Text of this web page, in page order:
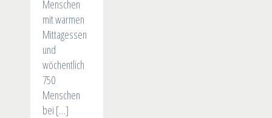
Menschen
mit warmen
Mittagessen
und
wöchentlich
750
Menschen
bei […]